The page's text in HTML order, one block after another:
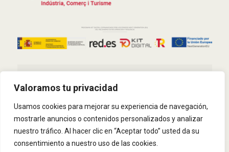
Valoramos tu privacidad
Usamos cookies para mejorar su experiencia de navegación,
mostrarle anuncios o contenidos personalizados y analizar
nuestro tráfico. Al hacer clic en “Aceptar todo” usted da su
consentimiento a nuestro uso de las cookies.
Política de Cookies